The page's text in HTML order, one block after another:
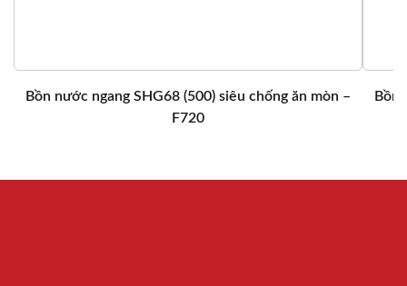
Bồn nước ngang SHG68 (500) siêu chống ăn mòn –
F720
Bồn